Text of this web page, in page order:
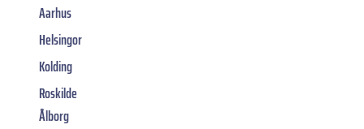
Aarhus
Helsingor
Kolding
Roskilde
Ålborg